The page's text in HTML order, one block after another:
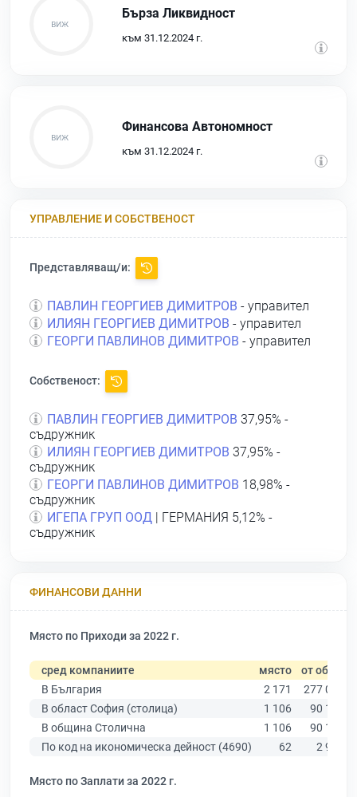
Бърза Ликвидност
към 31.12.2024 г.
Финансова Автономност
към 31.12.2024 г.
УПРАВЛЕНИЕ И СОБСТВЕНОСТ
Представляващ/и:
ПАВЛИН ГЕОРГИЕВ ДИМИТРОВ - управител
ИЛИЯН ГЕОРГИЕВ ДИМИТРОВ - управител
ГЕОРГИ ПАВЛИНОВ ДИМИТРОВ - управител
Собственост:
ПАВЛИН ГЕОРГИЕВ ДИМИТРОВ 37,95% -
съдружник
ИЛИЯН ГЕОРГИЕВ ДИМИТРОВ 37,95% -
съдружник
ГЕОРГИ ПАВЛИНОВ ДИМИТРОВ 18,98% -
съдружник
ИГЕПА ГРУП ООД | ГЕРМАНИЯ 5,12% -
съдружник
ФИНАНСОВИ ДАННИ
Място по Приходи за 2022 г.
сред компаниите място от общо
В България
2 171
277 019
В област София (столица)
1 106
90 178
В община Столична
1 106
90 178
По код на икономическа дейност (4690)
62 2 922
Място по Заплати за 2022 г.